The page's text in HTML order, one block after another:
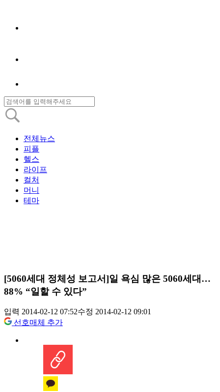
전체뉴스
피플
헬스
라이프
컬처
머니
테마
[5060세대 정체성 보고서]일 욕심 많은 5060세대…
88% “일할 수 있다”
입력 2014-02-12 07:52수정 2014-02-12 09:01
선호매체 추가